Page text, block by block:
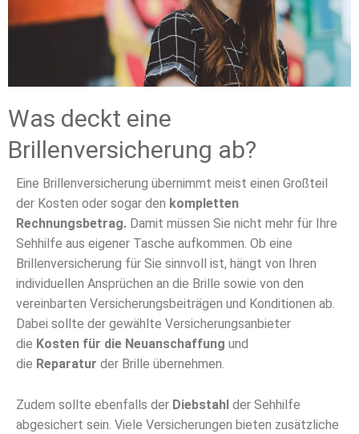
Was deckt eine
Brillenversicherung ab?
Eine Brillenversicherung übernimmt meist einen Großteil
der Kosten oder sogar den kompletten
Rechnungsbetrag. Damit müssen Sie nicht mehr für Ihre
Sehhilfe aus eigener Tasche aufkommen. Ob eine
Brillenversicherung für Sie sinnvoll ist, hängt von Ihren
individuellen Ansprüchen an die Brille sowie von den
vereinbarten Versicherungsbeiträgen und Konditionen ab.
Dabei sollte der gewählte Versicherungsanbieter
die Kosten für die Neuanschaffung und
die Reparatur der Brille übernehmen.
Zudem sollte ebenfalls der Diebstahl der Sehhilfe
abgesichert sein. Viele Versicherungen bieten zusätzliche